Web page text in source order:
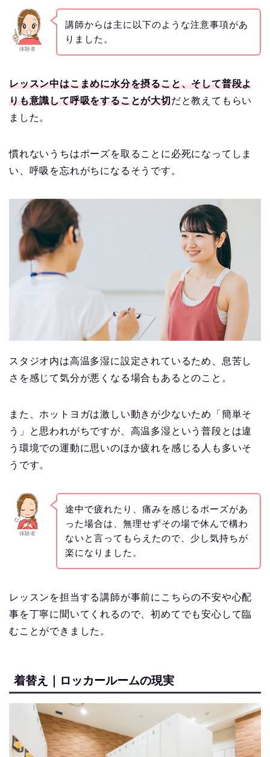
体験者
講師からは主に以下のような注意事項があ
りました。
レッスン中はこまめに水分を摂ること、そして普段よ
りも意識して呼吸をすることが大切だと教えてもらい
ました。
慣れないうちはポーズを取ることに必死になってしま
い、呼吸を忘れがちになるそうです。
スタジオ内は高温多湿に設定されているため、息苦し
さを感じて気分が悪くなる場合もあるとのこと。
また、ホットヨガは激しい動きが少ないため「簡単そ
う」と思われがちですが、高温多湿という普段とは違
う環境での運動に思いのほか疲れを感じる人も多いそ
うです。
体験者
途中で疲れたり、痛みを感じるポーズがあ
った場合は、無理せずその場で休んで構わ
ないと言ってもらえたので、少し気持ちが
楽になりました。
レッスンを担当する講師が事前にこちらの不安や心配
事を丁寧に聞いてくれるので、初めてでも安心して臨
むことができました。
着替え｜ロッカールームの現実